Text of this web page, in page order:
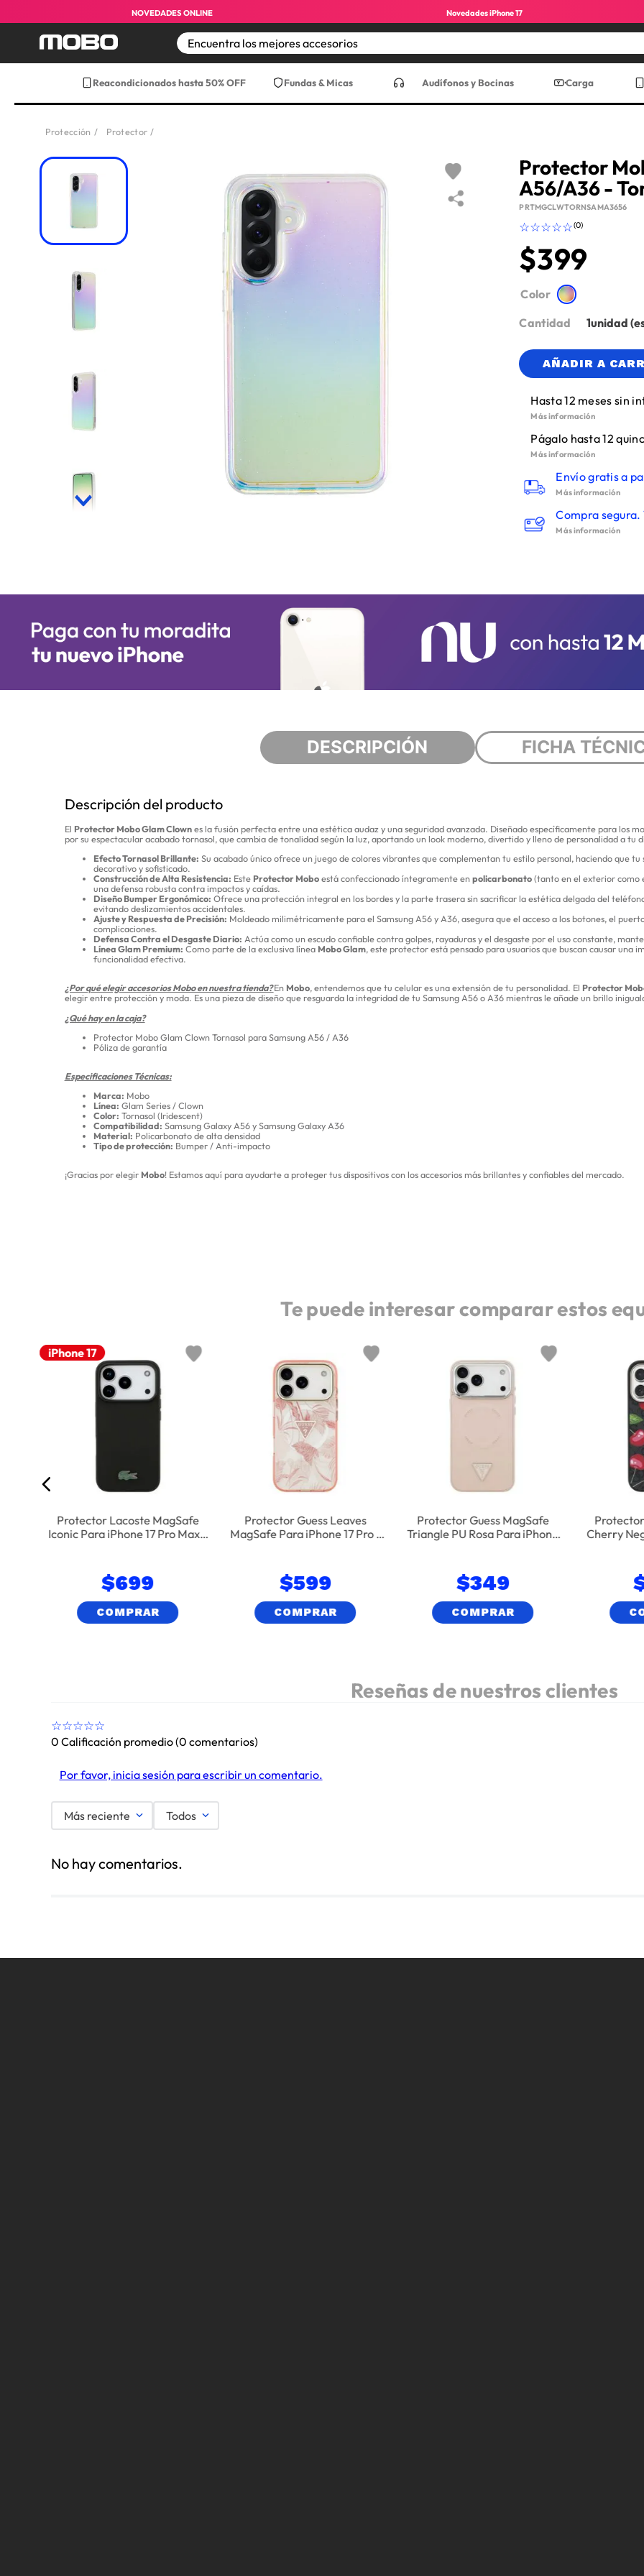
NOVEDADES ONLINE Novedades iPhone 17
Reacondicionados hasta 50% OFF Fundas & Micas Audífonos y Bocinas Carga
Protección Protector
Protector
A56/A36 -
PRTMGCLWTORNSAMA3656
☆☆☆☆☆(0)
$399
Color
Cantidad
1
AÑADIR A
Hasta 12 meses sin
Más información
Págalo hasta 12
Más información
Envío gratis a
Más información
Compra
Más información
DESCRIPCIÓN FICHA
Descripción del producto
El Protector Mobo Glam Clownes la fusión perfecta entre una estética audaz y una seguridad avanzada. Diseñado específicamente para los
por su espectacular acabado tornasol, que cambia de tonalidad según la luz, aportando un look moderno, divertido y lleno de personalidad a tu
Efecto Tornasol Brillante: Su acabado único ofrece un juego de colores vibrantes que complementan tu estilo personal, haciendo que
decorativo y sofisticado.
Construcción de Alta Resistencia: Este Protector Moboestá confeccionado íntegramente enpolicarbonato(tanto en el exterior como
una defensa robusta contra impactos y caídas.
Diseño Bumper Ergonómico: Ofrece una protección integral en los bordes y la parte trasera sin sacrificar la estética delgada del
evitando deslizamientos accidentales.
Ajuste y Respuesta de Precisión: Moldeado milimétricamente para el Samsung A56 y A36, asegura que el acceso a los botones, el
complicaciones.
Defensa Contra el Desgaste Diario: Actúa como un escudo confiable contra golpes, rayaduras y el desgaste por el uso constante,
Línea Glam Premium: Como parte de la exclusiva línea Mobo Glam, este protector está pensado para usuarios que buscan causar una
funcionalidad efectiva.
¿Por qué elegir accesorios Mobo en nuestra tienda?En Mobo, entendemos que tu celular es una extensión de tu personalidad. El Protector
elegir entre protección y moda. Es una pieza de diseño que resguarda la integridad de tu Samsung A56 o A36 mientras le añade un brillo
¿Qué hay en la caja?
Protector Mobo Glam Clown Tornasol para Samsung A56 / A36
Póliza de garantía
Especificaciones Técnicas:
Marca: Mobo
Línea: Glam Series / Clown
Color: Tornasol (Iridescent)
Compatibilidad: Samsung Galaxy A56 y Samsung Galaxy A36
Material: Policarbonato de alta densidad
Tipo de protección: Bumper / Anti-impacto
¡Gracias por elegir Mobo! Estamos aquí para ayudarte a proteger tus dispositivos con los accesorios más brillantes y confiables del mercado.
Te puede interesar comparar estos
Nuevo
iPhone 17
Protector Lacoste MagSafe
Iconic Para iPhone 17 Pro Max -
$699
COMPRAR
Protector Guess Leaves
MagSafe Para iPhone 17 Pro -
$599
COMPRAR
Protector Guess MagSafe
Triangle PU Rosa Para iPhone
$349
COMPRAR
Cherry
☆☆☆☆☆
0 Calificación promedio(0 comentarios)
Por favor, inicia sesión para escribir un comentario.
Más reciente Todos
No hay comentarios.
1
iphone 17 pro max
.
17 pro max
iphone 17 pro
7.
funda iphone 17
funda iphone 17 pro max
9 .